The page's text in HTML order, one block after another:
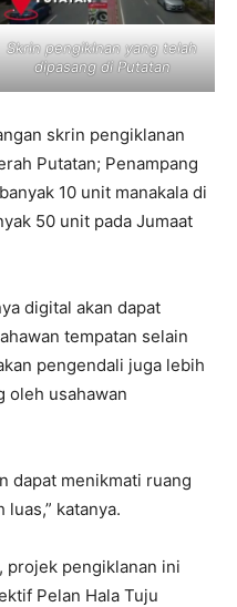
Skrin pengiklnan yang telah
dipasang di Putatan
skrin pengiklanan
Putatan; Penampang
10 unit manakala di
50 unit pada Jumaat
digital akan dapat
tempatan selain
pengendali juga lebih
oleh usahawan
dapat menikmati ruang
katanya.
projek pengiklanan ini
Pelan Hala Tuju